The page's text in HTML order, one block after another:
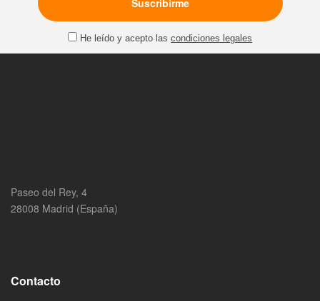
He leído y acepto las condiciones legales
Paseo del Rey, 4
28008 Madrid (España)
Contacto